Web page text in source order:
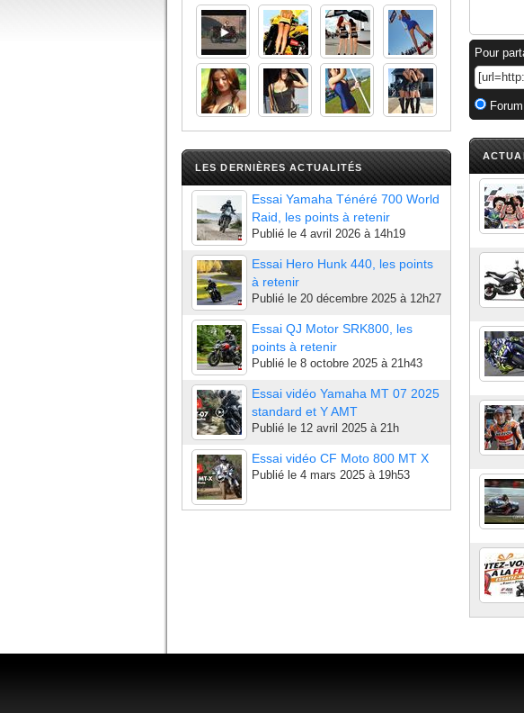
LES DERNIÈRES ACTUALITÉS
Essai Yamaha Ténéré 700 World
Raid, les points à retenir
Publié le 4 avril 2026 à 14h19
Essai Hero Hunk 440, les points
à retenir
Publié le 20 décembre 2025 à 12h27
Essai QJ Motor SRK800, les
points à retenir
Publié le 8 octobre 2025 à 21h43
Essai vidéo Yamaha MT 07 2025
standard et Y AMT
Publié le 12 avril 2025 à 21h
Essai vidéo CF Moto 800 MT X
Publié le 4 mars 2025 à 19h53
Pour
Forum